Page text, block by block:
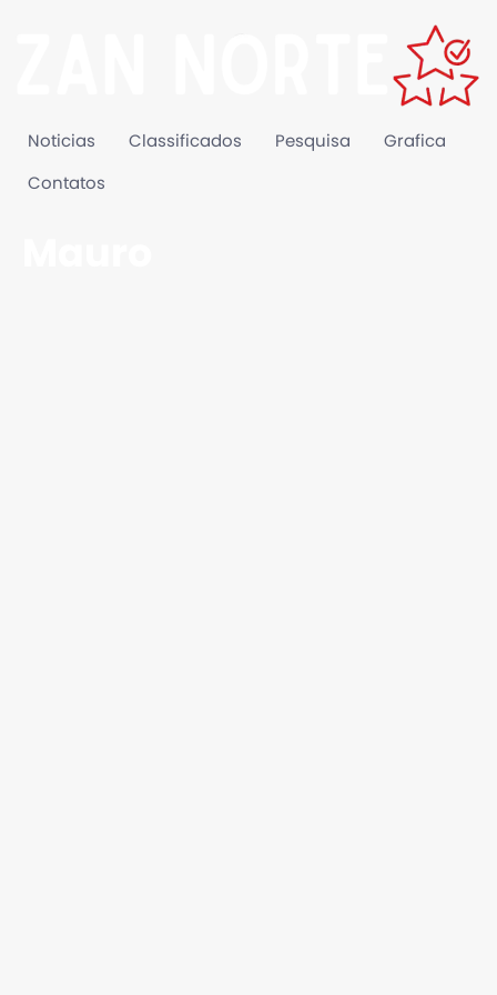
Noticias Classificados Pesquisa Grafica
Contatos